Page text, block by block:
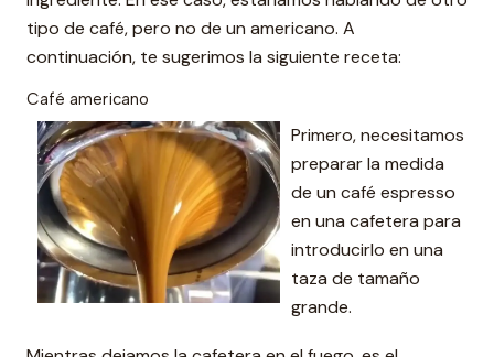
tipo de café, pero no de un americano. A
continuación, te sugerimos la siguiente receta:
Café americano
Primero, necesitamos
preparar la medida
de un café espresso
en una cafetera para
introducirlo en una
taza de tamaño
grande.